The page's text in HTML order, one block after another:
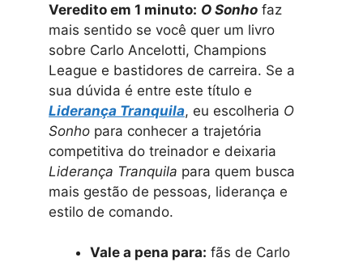
Veredito em 1 minuto: O Sonho faz
mais sentido se você quer um livro
sobre Carlo Ancelotti, Champions
League e bastidores de carreira. Se a
sua dúvida é entre este título e
Liderança Tranquila, eu escolheria O
Sonho para conhecer a trajetória
competitiva do treinador e deixaria
Liderança Tranquila para quem busca
mais gestão de pessoas, liderança e
estilo de comando.
Vale a pena para: fãs de Carlo